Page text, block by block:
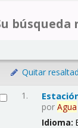
búsqueda
Quitar
1.
porAgua
Idioma: